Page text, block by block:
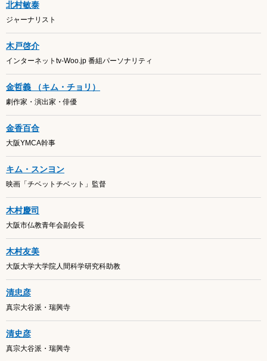
北村敏泰
ジャーナリスト
木戸啓介
インターネットtv-Woo.jp 番組パーソナリティ
金哲義 （キム・チョリ）
劇作家・演出家・俳優
金香百合
大阪YMCA幹事
キム・スンヨン
映画「チベットチベット」監督
木村慶司
大阪市仏教青年会副会長
木村友美
大阪大学大学院人間科学研究科助教
清忠彦
真宗大谷派・瑞興寺
清史彦
真宗大谷派・瑞興寺